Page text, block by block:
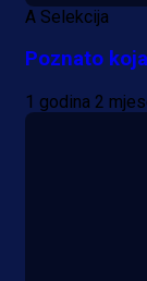
A Selekcija
Poznato
1 godina 2